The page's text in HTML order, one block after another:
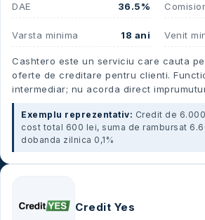
DAE 36.5%
Varsta minima 18 ani Venit
Cashtero este un serviciu care cauta
oferte de creditare pentru clienti.
intermediar; nu acorda direct
Exemplu reprezentativ: Credit de
cost total 600 lei, suma de rambursat
dobanda zilnica 0,1%
Credit Yes